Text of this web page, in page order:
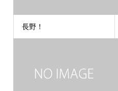
長野！